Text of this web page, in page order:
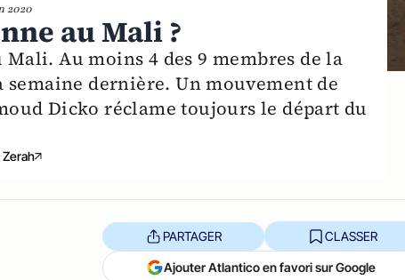
2020
au Mali ?
Au moins 4 des 9 membres de la
dernière. Un mouvement de
Dicko réclame toujours le départ du
Zerah
PARTAGER CLASSER
Ajouter Atlantico en favori sur Google